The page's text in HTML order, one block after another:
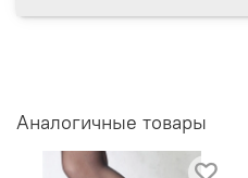
Аналогичные товары